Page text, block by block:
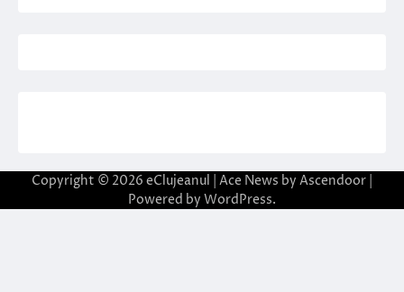
Copyright © 2026 eClujeanul | Ace News by Ascendoor
Powered by WordPress.